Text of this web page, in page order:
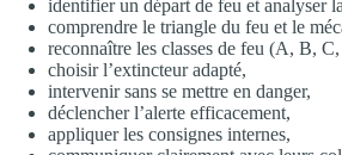
identifier un départ de feu et analyser
comprendre le triangle du feu et le
reconnaître les classes de feu (A, B,
choisir l’extincteur adapté,
intervenir sans se mettre en danger,
déclencher l’alerte efficacement,
appliquer les consignes internes,